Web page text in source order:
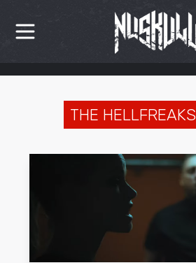
HÍREK
KRITIKÁKTHE HELLFREAKS